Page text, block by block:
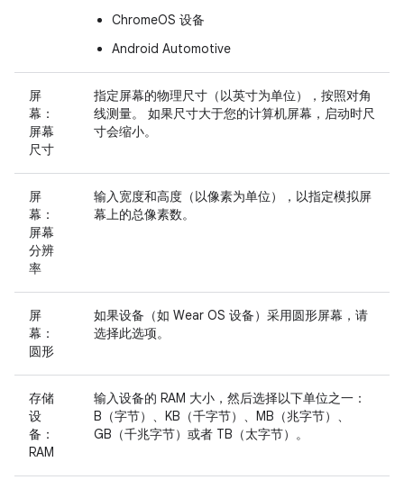
ChromeOS 设备
Android Automotive
屏
幕：
屏幕
尺寸
指定屏幕的物理尺寸（以英寸为单位），按照对角
线测量。 如果尺寸大于您的计算机屏幕，启动时尺
寸会缩小。
屏
幕：
屏幕
分辨
率
输入宽度和高度（以像素为单位），以指定模拟屏
幕上的总像素数。
屏
幕：
圆形
如果设备（如 Wear OS 设备）采用圆形屏幕，请
选择此选项。
存储
设
备：
RAM
输入设备的 RAM 大小，然后选择以下单位之一：
B（字节）、KB（千字节）、MB（兆字节）、
GB（千兆字节）或者 TB（太字节）。